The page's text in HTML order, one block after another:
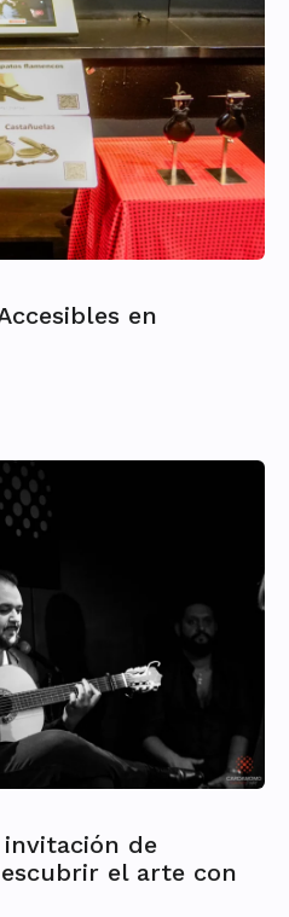
en
invitación de
el arte con